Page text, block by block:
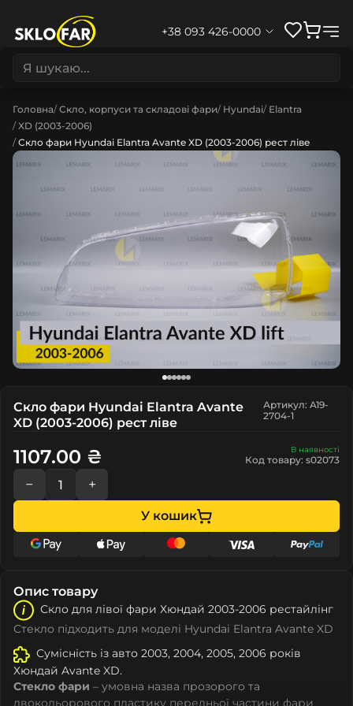
+38 093 426-0000
Головна Скло, корпуси та складові фари Hyundai Elantra
XD (2003-2006)
Скло фари Hyundai Elantra Avante XD (2003-2006) рест ліве
Скло фари Hyundai Elantra Avante
XD (2003-2006) рест ліве
Артикул: A19-
2704-1
В наявності
Код товару: s02073
1107.00 ₴
− +
У кошик
Опис товару
Скло для лівої фари Хюндай 2003-2006 рестайлінг
Стекло підходить для моделі Hyundai Elantra Avante XD
Сумісність із авто 2003, 2004, 2005, 2006 років
Хюндай Avante XD.
Стекло фари – умовна назва прозорого та
двокольорового пластику передньої частини фари